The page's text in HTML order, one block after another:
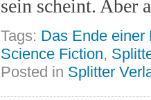
sein scheint. Aber
Tags: Das Ende einer
Science Fiction,
Posted in Splitter